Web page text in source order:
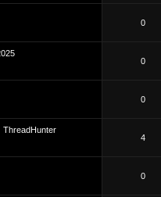
0
0
0
ThreadHunter
4
0